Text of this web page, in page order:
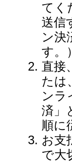
てく
送信
ン決
す。
直接
たは
ンラ
済」
順に
お支
で大